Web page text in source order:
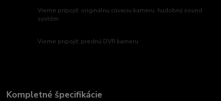
Vieme pripojiť: originálnu cúvaciu kameru, hudobný sound
systém
Vieme pripojiť: prednú DVR kameru
Kompletné špecifikácie